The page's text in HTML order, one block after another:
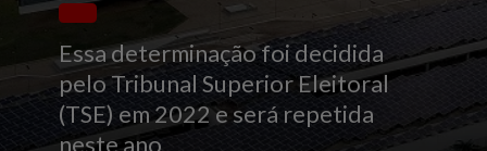
Essa determinação foi decidida
pelo Tribunal Superior Eleitoral
(TSE) em 2022 e será repetida
neste ano